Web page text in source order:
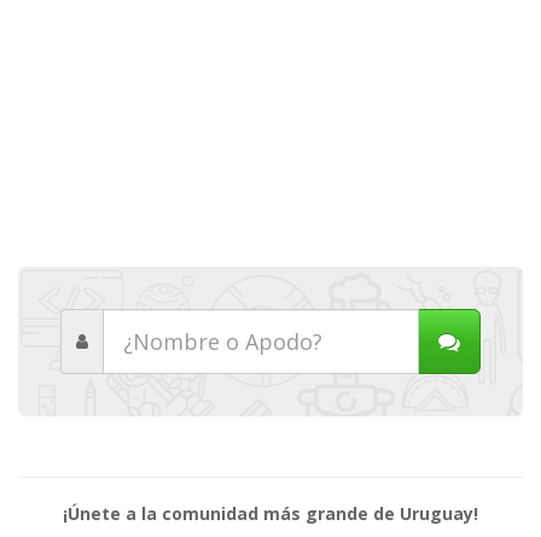
¡Únete a la comunidad más grande de Uruguay!